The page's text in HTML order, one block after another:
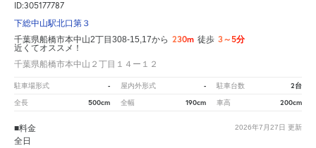
ID:305177787
下総中山駅北口第３
千葉県船橋市本中山2丁目308-15,17から 230m 徒歩 3～5分
近くてオススメ！
千葉県船橋市本中山２丁目１４ー１２
駐車場形式 - 屋内外形式 - 駐車台数 2台
全長 500cm 全幅 190cm 車高 200cm
2026年7月27日 更新
■料金
全日